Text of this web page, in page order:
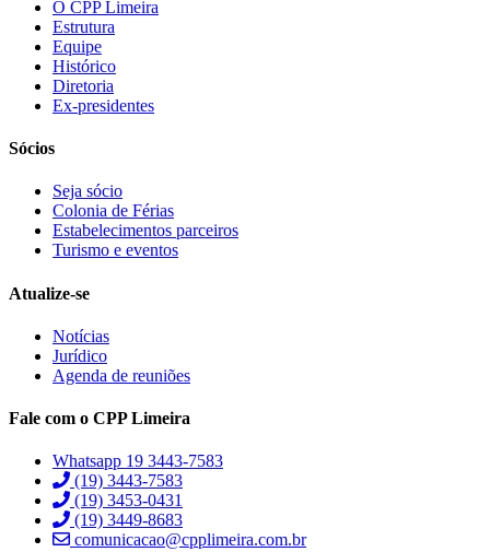
O CPP Limeira
Estrutura
Equipe
Histórico
Diretoria
Ex-presidentes
Sócios
Seja sócio
Colonia de Férias
Estabelecimentos parceiros
Turismo e eventos
Atualize-se
Notícias
Jurídico
Agenda de reuniões
Fale com o CPP Limeira
Whatsapp 19 3443-7583
(19) 3443-7583
(19) 3453-0431
(19) 3449-8683
comunicacao@cpplimeira.com.br